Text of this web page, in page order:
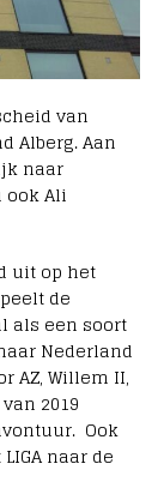
van
Alberg. Aan
naar
ook Ali
uit op het
de
als een soort
Nederland
AZ, Willem II,
2019
Ook
naar de